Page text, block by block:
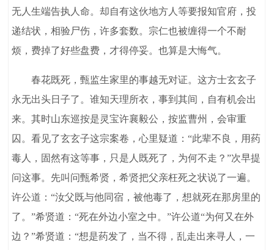
无人生端告执人命。却自有这伙地方人等要报知官府，投
递结状，相验尸伤，许多套数。宗仁也被缠得一个不耐
烦，费掉了好些盘费，才得停妥。也算是大悔气。
春花既死，甄监生家里的事越无对证。这方士玄玄子
永无出头日子了。谁知天理所衣，事到其间，自有机会出
来。其时山东巡按是灵宝许襄毅公，按监曹州，会审重
囚。看见了玄玄子这宗案卷，心里疑道：“此辈不良，用药
毒人，固然有这等事，只是人既死了，为何不走？”次早提
问这事。先叫问甄希贤，希贤把父亲枉死之状说了一遍。
许公道：“汝父既与他同宿，被他毒了，想就死在那房里的
了。”希贤道：“死在外边小室之中。”许公道“为何又在外
边？”希贤道：“想是药发了，当不得，乱走出来寻人，一